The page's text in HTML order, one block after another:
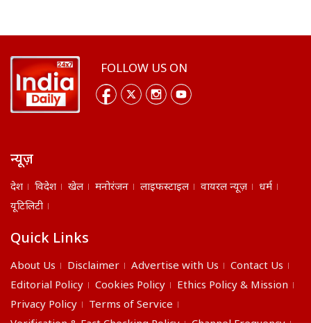
FOLLOW US ON
न्यूज़
देश विदेश खेल मनोरंजन लाइफस्टाइल वायरल न्यूज़
धर्म
यूटिलिटी
Quick Links
About Us Disclaimer Advertise with Us
Contact Us
Editorial Policy
Cookies Policy
Ethics Policy & Mission
Privacy Policy
Terms of Service